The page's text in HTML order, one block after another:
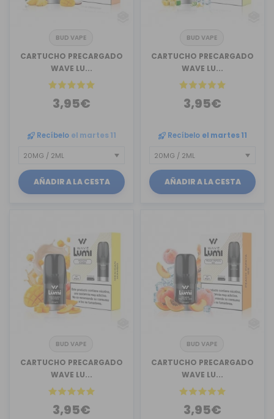
BUD VAPE
CARTUCHO PRECARGADO
WAVE LU...
3,95€
Recíbelo el martes 11
AÑADIR A LA CESTA
BUD VAPE
CARTUCHO PRECARGADO
WAVE LU...
3,95€
Recíbelo el martes 11
AÑADIR A LA CESTA
BUD VAPE
CARTUCHO PRECARGADO
WAVE LU...
3,95€
BUD VAPE
CARTUCHO PRECARGADO
WAVE LU...
3,95€